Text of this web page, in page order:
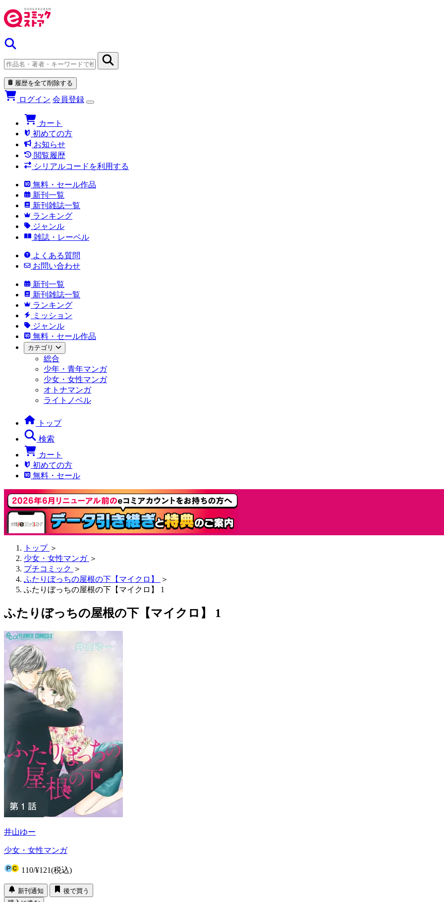
履歴を全て削除する
ログイン 会員登録
カート
初めての方
お知らせ
閲覧履歴
シリアルコードを利用する
無料・セール作品
新刊一覧
新刊雑誌一覧
ランキング
ジャンル
雑誌・レーベル
よくある質問
お問い合わせ
新刊一覧
新刊雑誌一覧
ランキング
ミッション
ジャンル
無料・セール作品
カテゴリ
総合
少年・青年マンガ
少女・女性マンガ
オトナマンガ
ライトノベル
トップ
検索
カート
初めての方
無料・セール
トップ ＞
少女・女性マンガ ＞
プチコミック ＞
ふたりぼっちの屋根の下【マイクロ】
＞
ふたりぼっちの屋根の下【マイクロ】 1
ふたりぼっちの屋根の下【マイクロ】 1
井山ゆー
少女・女性マンガ
110/¥121(税込)
新刊通知
後で買う